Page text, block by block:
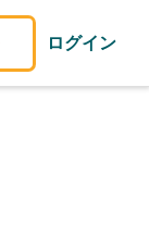
ログイン